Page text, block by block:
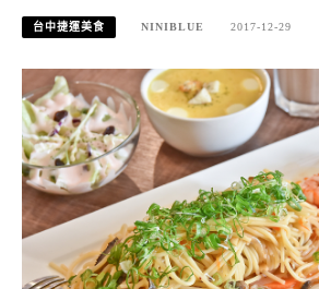
台中捷運美食 NINIBLUE 2017-12-29